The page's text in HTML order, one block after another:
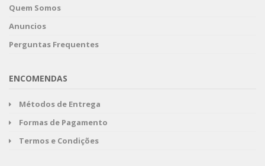
Quem Somos
Anuncios
Perguntas Frequentes
ENCOMENDAS
Métodos de Entrega
Formas de Pagamento
Termos e Condições